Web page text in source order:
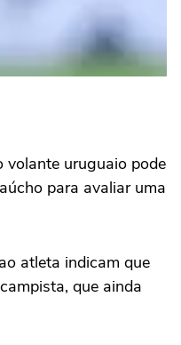
volante uruguaio pode
para avaliar uma
atleta indicam que
que ainda